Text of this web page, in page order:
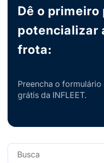
Dê o primeiro
potencializar
frota:
Preencha o
grátis da INFLEET.